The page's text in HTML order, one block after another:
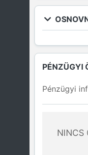
PÉNZÜGYI
Pénzügyi
NINCS